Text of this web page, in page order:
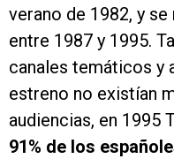
verano de 1982, y
entre 1987 y 1995.
canales temáticos y
estreno no existían
audiencias, en 1995
91% de los